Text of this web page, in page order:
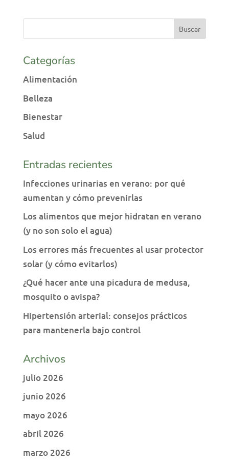
Categorías
Alimentación
Belleza
Bienestar
Salud
Entradas recientes
Infecciones urinarias en verano: por qué
aumentan y cómo prevenirlas
Los alimentos que mejor hidratan en verano
(y no son solo el agua)
Los errores más frecuentes al usar protector
solar (y cómo evitarlos)
¿Qué hacer ante una picadura de medusa,
mosquito o avispa?
Hipertensión arterial: consejos prácticos
para mantenerla bajo control
Archivos
julio 2026
junio 2026
mayo 2026
abril 2026
marzo 2026